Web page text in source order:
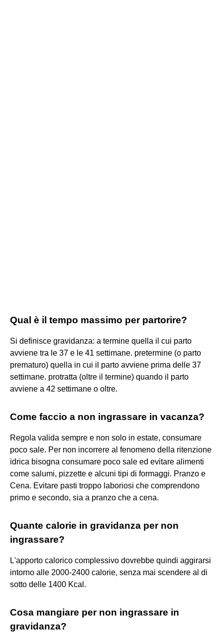
Qual è il tempo massimo per partorire?
Si definisce gravidanza: a termine quella il cui parto
avviene tra le 37 e le 41 settimane. pretermine (o parto
prematuro) quella in cui il parto avviene prima delle 37
settimane. protratta (oltre il termine) quando il parto
avviene a 42 settimane o oltre.
Come faccio a non ingrassare in vacanza?
Regola valida sempre e non solo in estate, consumare
poco sale. Per non incorrere al fenomeno della ritenzione
idrica bisogna consumare poco sale ed evitare alimenti
come salumi, pizzette e alcuni tipi di formaggi. Pranzo e
Cena. Evitare pasti troppo laboriosi che comprendono
primo e secondo, sia a pranzo che a cena.
Quante calorie in gravidanza per non
ingrassare?
L'apporto calorico complessivo dovrebbe quindi aggirarsi
intorno alle 2000-2400 calorie, senza mai scendere al di
sotto delle 1400 Kcal.
Cosa mangiare per non ingrassare in
gravidanza?